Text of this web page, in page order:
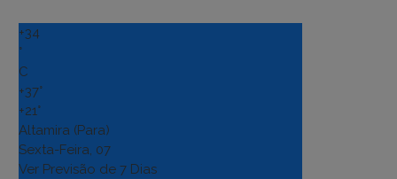
+34
°
C
+37°
+21°
Altamira (Para)
Sexta-Feira, 07
Ver Previsão de 7 Dias